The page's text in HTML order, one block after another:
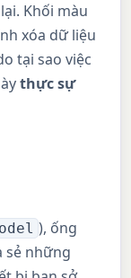
Khối màu
xóa dữ liệu
tại sao việc
thực sự
), ống
sẻ những